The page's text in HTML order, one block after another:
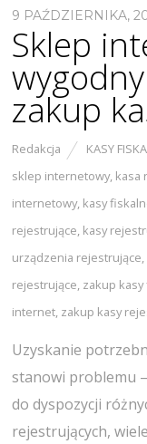
9 PAŹDZIERNIKA,
Sklep
zakup
Redakcja KASY
sklep internetowy, kasa
internetowy, kasy
rejestrujące, kasy
urządzenia rejestrujące,
rejestrujące, zakup
internet, zakup kasy
Uzyskanie
stanowi problemu
do dyspozycji
rejestrujących,